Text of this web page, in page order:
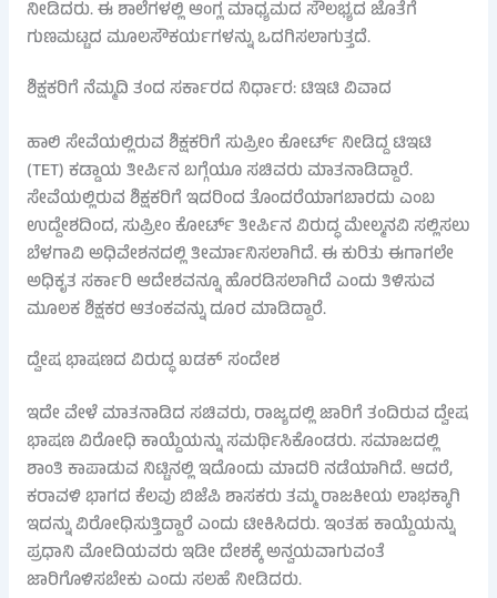
ನೀಡಿದರು. ಈ ಶಾಲೆಗಳಲ್ಲಿ ಆಂಗ್ಲ ಮಾಧ್ಯಮದ ಸೌಲಭ್ಯದ ಜೊತೆಗೆ
ಗುಣಮಟ್ಟದ ಮೂಲಸೌಕರ್ಯಗಳನ್ನು ಒದಗಿಸಲಾಗುತ್ತದೆ.
ಶಿಕ್ಷಕರಿಗೆ ನೆಮ್ಮದಿ ತಂದ ಸರ್ಕಾರದ ನಿರ್ಧಾರ: ಟಿಇಟಿ ವಿವಾದ
ಹಾಲಿ ಸೇವೆಯಲ್ಲಿರುವ ಶಿಕ್ಷಕರಿಗೆ ಸುಪ್ರೀಂ ಕೋರ್ಟ್ ನೀಡಿದ್ದ ಟಿಇಟಿ
(TET) ಕಡ್ಡಾಯ ತೀರ್ಪಿನ ಬಗ್ಗೆಯೂ ಸಚಿವರು ಮಾತನಾಡಿದ್ದಾರೆ.
ಸೇವೆಯಲ್ಲಿರುವ ಶಿಕ್ಷಕರಿಗೆ ಇದರಿಂದ ತೊಂದರೆಯಾಗಬಾರದು ಎಂಬ
ಉದ್ದೇಶದಿಂದ, ಸುಪ್ರೀಂ ಕೋರ್ಟ್ ತೀರ್ಪಿನ ವಿರುದ್ಧ ಮೇಲ್ಮನವಿ ಸಲ್ಲಿಸಲು
ಬೆಳಗಾವಿ ಅಧಿವೇಶನದಲ್ಲಿ ತೀರ್ಮಾನಿಸಲಾಗಿದೆ. ಈ ಕುರಿತು ಈಗಾಗಲೇ
ಅಧಿಕೃತ ಸರ್ಕಾರಿ ಆದೇಶವನ್ನೂ ಹೊರಡಿಸಲಾಗಿದೆ ಎಂದು ತಿಳಿಸುವ
ಮೂಲಕ ಶಿಕ್ಷಕರ ಆತಂಕವನ್ನು ದೂರ ಮಾಡಿದ್ದಾರೆ.
ದ್ವೇಷ ಭಾಷಣದ ವಿರುದ್ಧ ಖಡಕ್ ಸಂದೇಶ
ಇದೇ ವೇಳೆ ಮಾತನಾಡಿದ ಸಚಿವರು, ರಾಜ್ಯದಲ್ಲಿ ಜಾರಿಗೆ ತಂದಿರುವ ದ್ವೇಷ
ಭಾಷಣ ವಿರೋಧಿ ಕಾಯ್ದೆಯನ್ನು ಸಮರ್ಥಿಸಿಕೊಂಡರು. ಸಮಾಜದಲ್ಲಿ
ಶಾಂತಿ ಕಾಪಾಡುವ ನಿಟ್ಟಿನಲ್ಲಿ ಇದೊಂದು ಮಾದರಿ ನಡೆಯಾಗಿದೆ. ಆದರೆ,
ಕರಾವಳಿ ಭಾಗದ ಕೆಲವು ಬಿಜೆಪಿ ಶಾಸಕರು ತಮ್ಮ ರಾಜಕೀಯ ಲಾಭಕ್ಕಾಗಿ
ಇದನ್ನು ವಿರೋಧಿಸುತ್ತಿದ್ದಾರೆ ಎಂದು ಟೀಕಿಸಿದರು. ಇಂತಹ ಕಾಯ್ದೆಯನ್ನು
ಪ್ರಧಾನಿ ಮೋದಿಯವರು ಇಡೀ ದೇಶಕ್ಕೆ ಅನ್ವಯವಾಗುವಂತೆ
ಜಾರಿಗೊಳಿಸಬೇಕು ಎಂದು ಸಲಹೆ ನೀಡಿದರು.